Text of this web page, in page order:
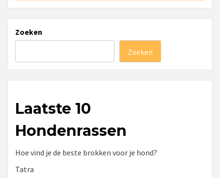
Zoeken
Zoeken
Laatste 10
Hondenrassen
Hoe vind je de beste brokken voor je hond?
Tatra